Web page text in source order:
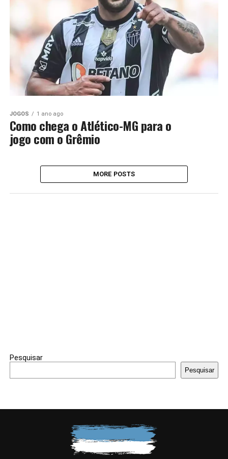
JOGOS 1 ano ago
Como chega o Atlético-MG para o
jogo com o Grêmio
MORE POSTS
Pesquisar
Pesquisar